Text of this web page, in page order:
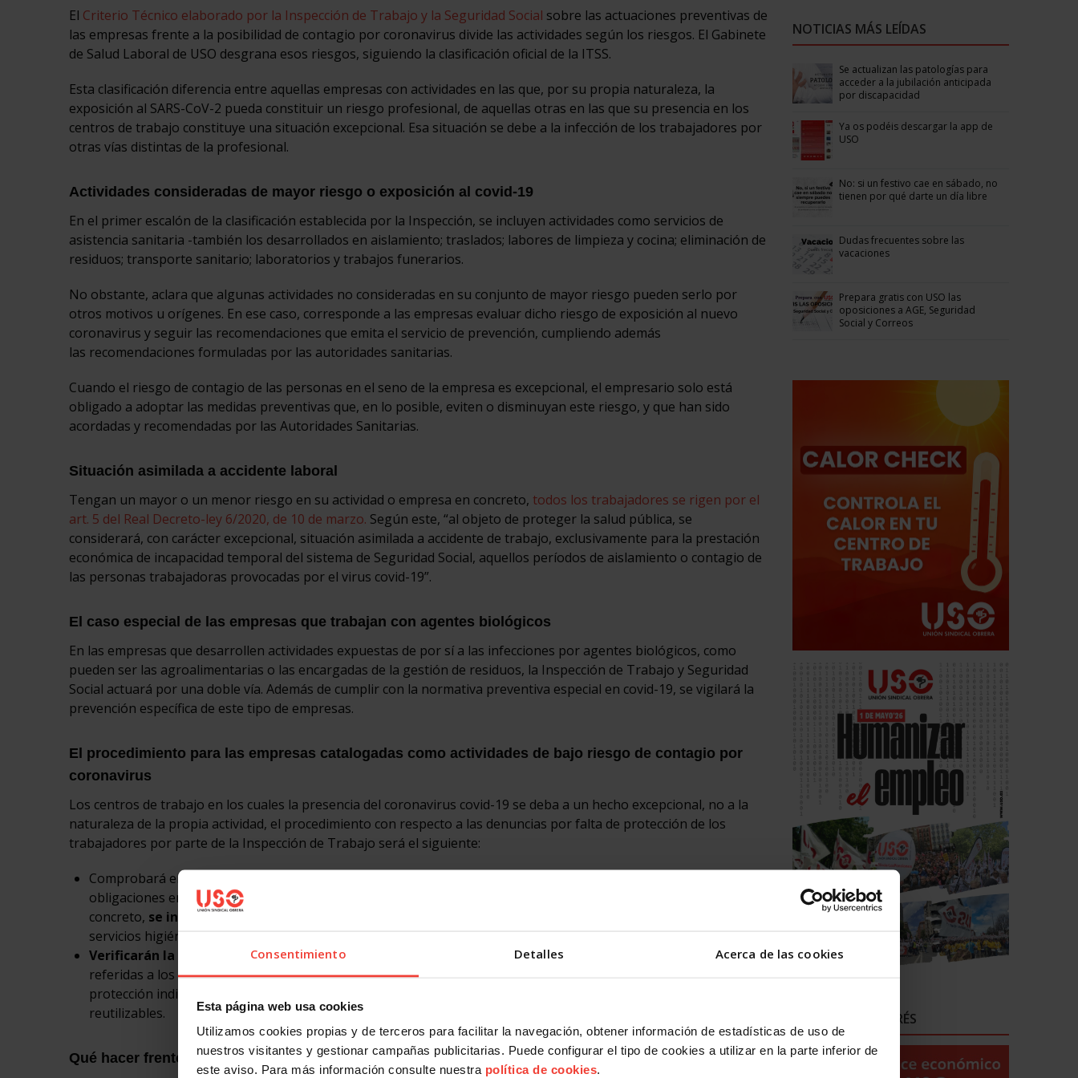
Consentimiento Detalles Acerca de las cookies
Esta página web usa cookies
Utilizamos cookies propias y de terceros para facilitar la navegación, obtener información de estadísticas de uso de
nuestros visitantes y gestionar campañas publicitarias. Puede configurar el tipo de cookies a utilizar en la parte inferior de
este aviso. Para más información consulte nuestra política de cookies.
El Criterio Técnico elaborado por la Inspección de Trabajo y la Seguridad Social sobre las actuaciones preventivas de
las empresas frente a la posibilidad de contagio por coronavirus divide las actividades según los riesgos. El Gabinete
de Salud Laboral de USO desgrana esos riesgos, siguiendo la clasificación oficial de la ITSS.
Esta clasificación diferencia entre aquellas empresas con actividades en las que, por su propia naturaleza, la
exposición al SARS-CoV-2 pueda constituir un riesgo profesional, de aquellas otras en las que su presencia en los
centros de trabajo constituye una situación excepcional. Esa situación se debe a la infección de los trabajadores por
otras vías distintas de la profesional.
Actividades consideradas de mayor riesgo o exposición al covid-19
En el primer escalón de la clasificación establecida por la Inspección, se incluyen actividades como servicios de
asistencia sanitaria -también los desarrollados en aislamiento; traslados; labores de limpieza y cocina; eliminación de
residuos; transporte sanitario; laboratorios y trabajos funerarios.
No obstante, aclara que algunas actividades no consideradas en su conjunto de mayor riesgo pueden serlo por
otros motivos u orígenes. En ese caso, corresponde a las empresas evaluar dicho riesgo de exposición al nuevo
coronavirus y seguir las recomendaciones que emita el servicio de prevención, cumpliendo además
las recomendaciones formuladas por las autoridades sanitarias.
Cuando el riesgo de contagio de las personas en el seno de la empresa es excepcional, el empresario solo está
obligado a adoptar las medidas preventivas que, en lo posible, eviten o disminuyan este riesgo, y que han sido
acordadas y recomendadas por las Autoridades Sanitarias.
Situación asimilada a accidente laboral
Tengan un mayor o un menor riesgo en su actividad o empresa en concreto, todos los trabajadores se rigen por el
art. 5 del Real Decreto-ley 6/2020, de 10 de marzo. Según este, “al objeto de proteger la salud pública, se
considerará, con carácter excepcional, situación asimilada a accidente de trabajo, exclusivamente para la prestación
económica de incapacidad temporal del sistema de Seguridad Social, aquellos períodos de aislamiento o contagio de
las personas trabajadoras provocadas por el virus covid-19”.
El caso especial de las empresas que trabajan con agentes biológicos
En las empresas que desarrollen actividades expuestas de por sí a las infecciones por agentes biológicos, como
pueden ser las agroalimentarias o las encargadas de la gestión de residuos, la Inspección de Trabajo y Seguridad
Social actuará por una doble vía. Además de cumplir con la normativa preventiva especial en covid-19, se vigilará la
prevención específica de este tipo de empresas.
El procedimiento para las empresas catalogadas como actividades de bajo riesgo de contagio por
coronavirus
Los centros de trabajo en los cuales la presencia del coronavirus covid-19 se deba a un hecho excepcional, no a la
naturaleza de la propia actividad, el procedimiento con respecto a las denuncias por falta de protección de los
trabajadores por parte de la Inspección de Trabajo será el siguiente:
Comprobará el cumplimiento de la normativa de Prevención de Riesgos Laborales y, en particular, de aquellas
obligaciones empresariales con incidencia en la mayor o menor exposición de las personas trabajadoras. En
concreto, se incidirá enla superficie por cada persona trabajadora de 2 metros cuadrados, disposiciones sobre
servicios higiénicos, orden y limpieza.
Verificarán la adopción de las medidasacordadas por las Autoridades Sanitarias. En particular, se vigilarán las
referidas a los lugares y centros de trabajo. Entre otras: distancia interpersonal de dos metros, equipos de
protección individual, medidas de higiene personal, y medidas de desinfección de lugares y equipos de trabajos
reutilizables.
Qué hacer frente a los incumplimientos en materia de prevención de riesgos laborales
NOTICIAS MÁS LEÍDAS
Se actualizan las patologías para
acceder a la jubilación anticipada
por discapacidad
Ya os podéis descargar la app de
USO
No: si un festivo cae en sábado, no
tienen por qué darte un día libre
Dudas frecuentes sobre las
vacaciones
Prepara gratis con USO las
oposiciones a AGE, Seguridad
Social y Correos
ENLACES DE INTERÉS